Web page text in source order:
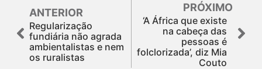
ANTERIOR
Regularização
fundiária não agrada
ambientalistas e nem
os ruralistas
PRÓXIMO
‘A África que existe
na cabeça das
pessoas é
folclorizada’, diz Mia
Couto